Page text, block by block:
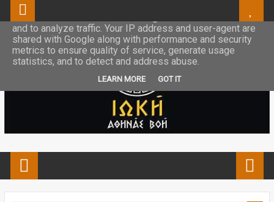
This site uses cookies from Google to deliver its services
and to analyze traffic. Your IP address and user-agent are
shared with Google along with performance and security
metrics to ensure quality of service, generate usage
statistics, and to detect and address abuse.
LEARN MORE GOT IT